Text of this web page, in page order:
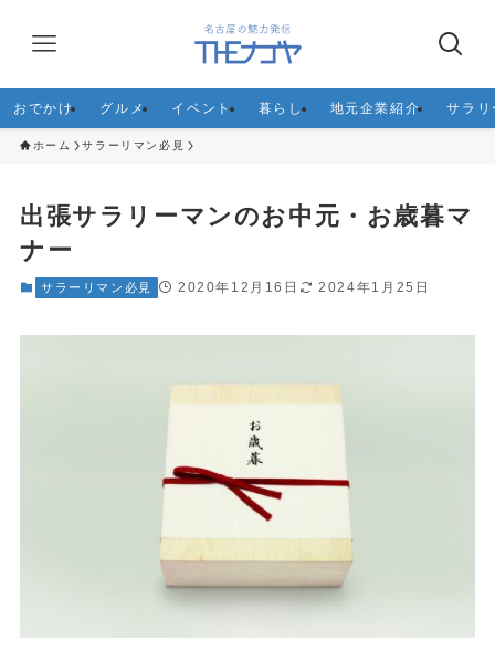
おでかけ グルメ イベント 暮らし 地元企業紹介 サラリ
ホーム サラーリマン必見
出張サラリーマンのお中元・お歳暮マ
ナー
サラーリマン必見 2020年12月16日 2024年1月25日